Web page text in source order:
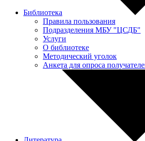
Библиотека
Правила пользования
Подразделения МБУ "ЦСДБ"
Услуги
О библиотеке
Методический уголок
Анкета для опроса